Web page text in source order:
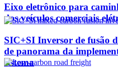
Eixo eletrônico para
dos veículos comerciais
SIC+SI Inversor de fusão
de panorama da
sistema